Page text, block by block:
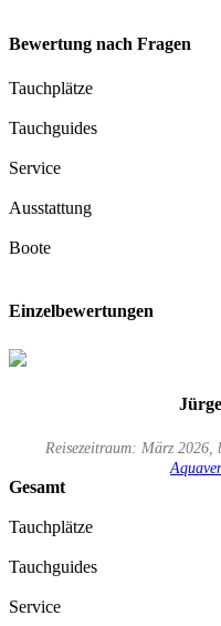
Bewertung nach Fragen
Tauchplätze
Tauchguides
Service
Ausstattung
Boote
Einzelbewertungen
Reisezeitraum: März 2026,
Gesamt
Tauchplätze
Tauchguides
Service